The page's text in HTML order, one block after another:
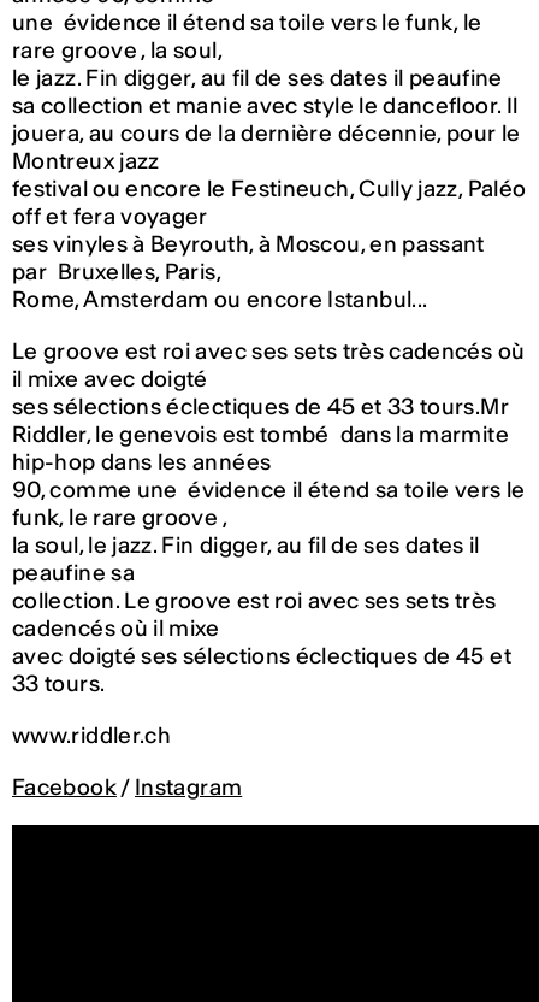
une évidence il étend sa toile vers le funk, le
rare groove , la soul,
le jazz. Fin digger, au fil de ses dates il peaufine
sa collection et manie avec style le dancefloor. Il
jouera, au cours de la dernière décennie, pour le
Montreux jazz
festival ou encore le Festineuch, Cully jazz, Paléo
off et fera voyager
ses vinyles à Beyrouth, à Moscou, en passant
par Bruxelles, Paris,
Rome, Amsterdam ou encore Istanbul...
Le groove est roi avec ses sets très cadencés où
il mixe avec doigté
ses sélections éclectiques de 45 et 33 tours.Mr
Riddler, le genevois est tombé dans la marmite
hip-hop dans les années
90, comme une évidence il étend sa toile vers le
funk, le rare groove ,
la soul, le jazz. Fin digger, au fil de ses dates il
peaufine sa
collection. Le groove est roi avec ses sets très
cadencés où il mixe
avec doigté ses sélections éclectiques de 45 et
33 tours.
www.riddler.ch
Facebook/ Instagram